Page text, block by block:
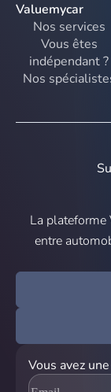
Valuemycar
Nos services
Vous êtes
indépendant ?
Nos
La plateforme
entre
Vous avez